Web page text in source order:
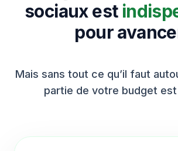
sociaux est
pour
Mais sans tout ce qu’il faut
partie de votre budget